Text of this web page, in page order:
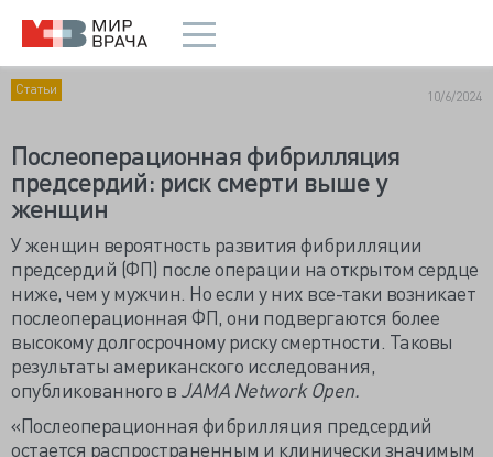
Статьи 10/6/2024
Послеоперационная фибрилляция
предсердий: риск смерти выше у
женщин
У женщин вероятность развития фибрилляции
предсердий (ФП) после операции на открытом сердце
ниже, чем у мужчин. Но если у них все-таки возникает
послеоперационная ФП, они подвергаются более
высокому долгосрочному риску смертности. Таковы
результаты американского исследования,
опубликованного в JAMA Network Open.
«Послеоперационная фибрилляция предсердий
остается распространенным и клинически значимым